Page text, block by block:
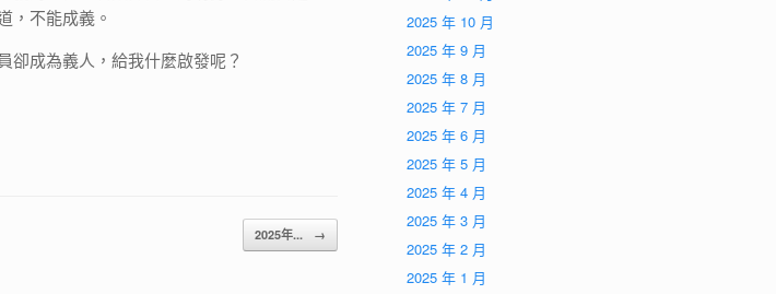
，不能成義。
卻成為義人，給我什麼啟發呢？
2025年... →
2025 年 10 月
2025 年 9 月
2025 年 8 月
2025 年 7 月
2025 年 6 月
2025 年 5 月
2025 年 4 月
2025 年 3 月
2025 年 2 月
2025 年 1 月